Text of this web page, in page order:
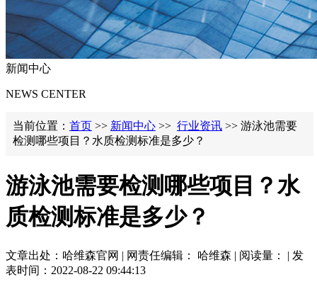
新闻中心
NEWS CENTER
当前位置： 首页 >> 新闻中心 >> 行业资讯 >> 游泳池需要
检测哪些项目？水质检测标准是多少？
游泳池需要检测哪些项目？水
质检测标准是多少？
文章出处：哈维森官网 | 网责任编辑： 哈维森 | 阅读量：
| 发
表时间：2022-08-22 09:44:13